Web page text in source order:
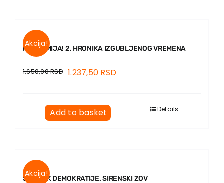
Akcija!
PANDEMIJA! 2. HRONIKA IZGUBLJENOG VREMENA
1.650,00RSD 1.237,50 RSD
Add to basket Details
Akcija!
SUMRAK DEMOKRATIJE. SIRENSKI ZOV